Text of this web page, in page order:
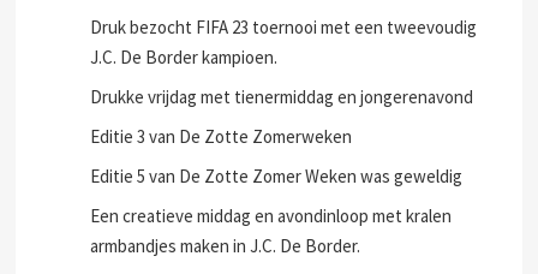
Druk bezocht FIFA 23 toernooi met een tweevoudig
J.C. De Border kampioen.
Drukke vrijdag met tienermiddag en jongerenavond
Editie 3 van De Zotte Zomerweken
Editie 5 van De Zotte Zomer Weken was geweldig
Een creatieve middag en avondinloop met kralen
armbandjes maken in J.C. De Border.